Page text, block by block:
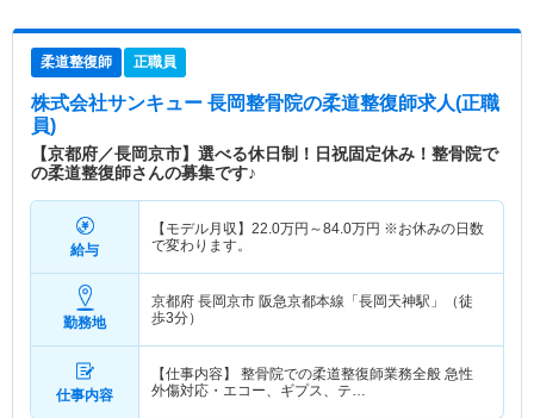
柔道整復師 正職員
株式会社サンキュー 長岡整骨院の柔道整復師求人(正職
員)
【京都府／長岡京市】選べる休日制！日祝固定休み！整骨院で
の柔道整復師さんの募集です♪
給与
【モデル月収】 22.0万円～84.0万円 ※お休みの日数
で変わります。
勤務地
京都府 長岡京市 阪急京都本線「長岡天神駅」（徒
歩3分）
仕事内容
【仕事内容】 整骨院での柔道整復師業務全般 急性
外傷対応・エコー、ギプス、テ…